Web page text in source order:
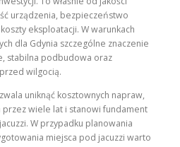
urządzenia, bezpieczeństwo
eksploatacji. W warunkach
dla Gdynia szczególne znaczenie
stabilna podbudowa oraz
wilgocią.
uniknąć kosztownych napraw,
wiele lat i stanowi fundament
W przypadku planowania
miejsca pod jacuzzi warto